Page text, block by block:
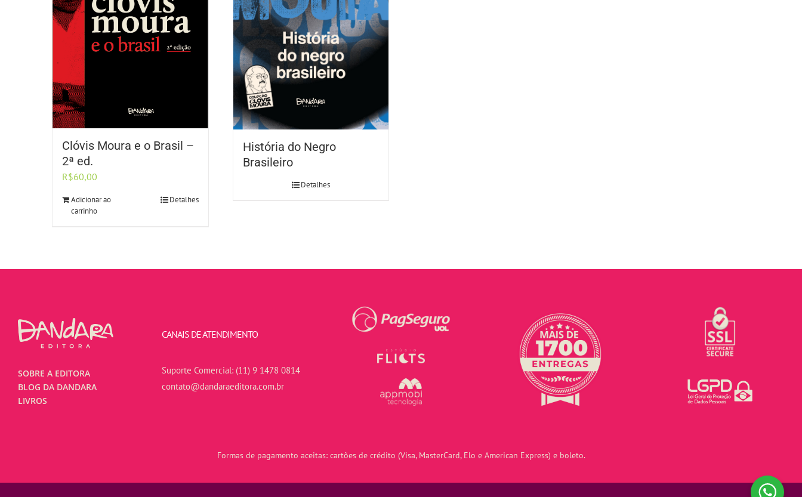
Clóvis Moura e o Brasil –
2ª ed.
R$60,00
Adicionar ao
carrinho
Detalhes
História do Negro
Brasileiro
Detalhes
SOBRE A EDITORA
BLOG DA DANDARA
LIVROS
CANAIS DE ATENDIMENTO
Suporte Comercial: (11) 9 1478 0814
contato@dandaraeditora.com.br
Formas de pagamento aceitas: cartões de crédito (Visa, MasterCard, Elo e American Express) e boleto.